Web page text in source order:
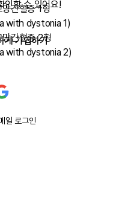
간혈증 1형
with dystonia 1)
망간혈증 2형
with dystonia 2)
인할 수 있어요!
게 가입하기
일 로그인